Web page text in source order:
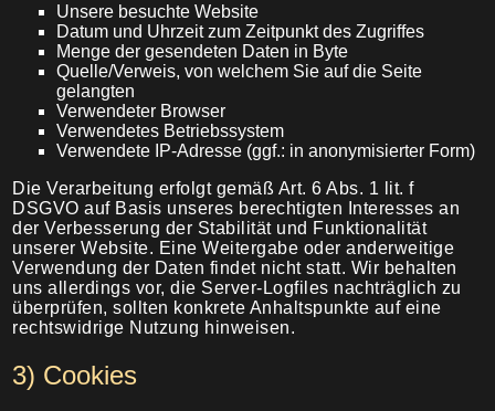
Unsere besuchte Website
Datum und Uhrzeit zum Zeitpunkt des Zugriffes
Menge der gesendeten Daten in Byte
Quelle/Verweis, von welchem Sie auf die Seite
gelangten
Verwendeter Browser
Verwendetes Betriebssystem
Verwendete IP-Adresse (ggf.: in anonymisierter Form)
Die Verarbeitung erfolgt gemäß Art. 6 Abs. 1 lit. f
DSGVO auf Basis unseres berechtigten Interesses an
der Verbesserung der Stabilität und Funktionalität
unserer Website. Eine Weitergabe oder anderweitige
Verwendung der Daten findet nicht statt. Wir behalten
uns allerdings vor, die Server-Logfiles nachträglich zu
überprüfen, sollten konkrete Anhaltspunkte auf eine
rechtswidrige Nutzung hinweisen.
3) Cookies